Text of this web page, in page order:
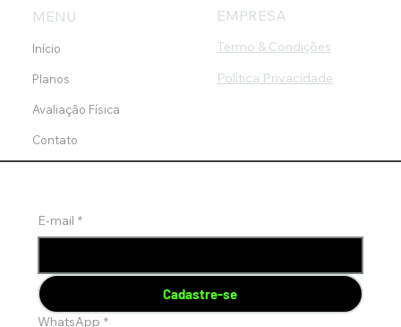
Início
Planos
Avaliação Física
Contato
MENU
Termo & Condições
EMPRESA
Política Privacidade
E-mail *
Cadastre-se
WhatsApp *